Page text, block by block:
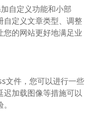
自定义功能和小部
自定义文章类型、调整
的网站更好地满足业
件，您可以进行一些
加载图像等措施可以